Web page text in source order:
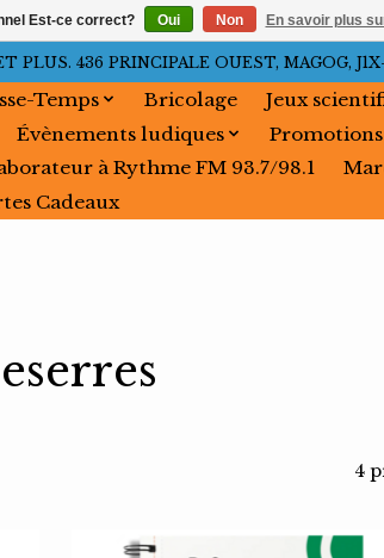
436 PRINCIPALE OUEST, MAGOG,
Temps Bricolage Jeux
Évènements ludiques Promotions
à Rythme FM 93.7/98.1
Cadeaux
4
Est-ce correct? Oui Non En savoir plus